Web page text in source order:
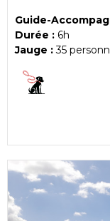
Guide-
Durée : 6h
Jauge : 35